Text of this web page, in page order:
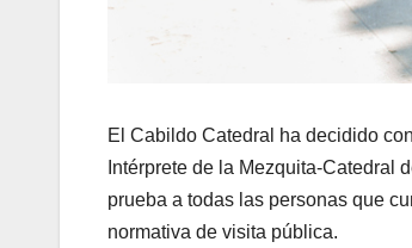
El Cabildo Catedral ha decidido
Intérprete de la Mezquita-Catedral
prueba a todas las personas que
normativa de visita pública.